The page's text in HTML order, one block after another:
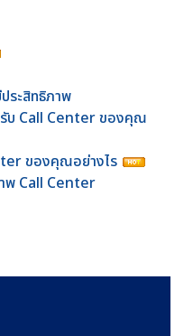
ระสิทธิภาพ
รับ Call Center ของคุณ
ของคุณอย่างไร
พ Call Center